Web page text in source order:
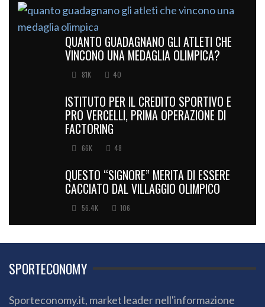
QUANTO GUADAGNANO GLI ATLETI CHE
VINCONO UNA MEDAGLIA OLIMPICA?
81K 40
ISTITUTO PER IL CREDITO SPORTIVO E
PRO VERCELLI, PRIMA OPERAZIONE DI
FACTORING
66K 48
QUESTO “SIGNORE” MERITA DI ESSERE
CACCIATO DAL VILLAGGIO OLIMPICO
56.4K 106
SPORTECONOMY
Sporteconomy.it, market leader nell'informazione